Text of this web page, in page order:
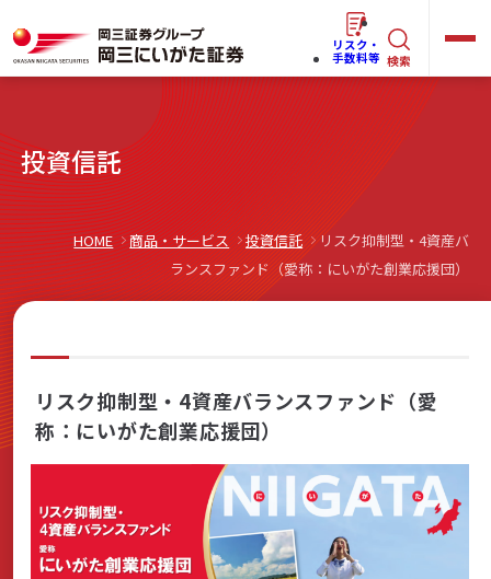
ー
ワ
ー
ド
で
らくらくネット情報便
岡三にいがたと始める
商品・サービス
リスク・
手数料等 検索
キ
ー
ド
で
探
す
投資信託
HOME 商品・サービス 投資信託
リスク抑制型・4資産バ
ランスファンド（愛称：にいがた創業応援団）
リスク抑制型・4資産バランスファンド（愛
称：にいがた創業応援団）